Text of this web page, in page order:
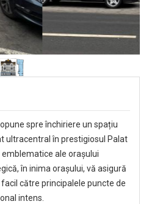
spre închiriere un spațiu
ultracentral în prestigiosul Palat
ale orașului
în inima orașului, vă asigură
către principalele puncte de
intens.